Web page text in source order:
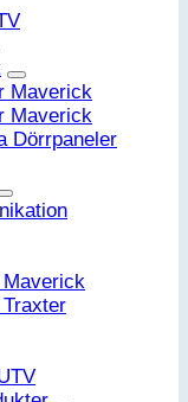
Maverick
Maverick
Dörrpaneler